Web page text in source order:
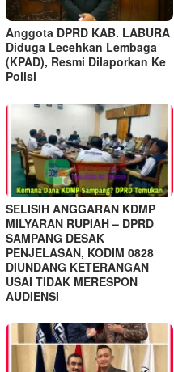
Anggota DPRD KAB. LABURA
Diduga Lecehkan Lembaga
(KPAD), Resmi Dilaporkan Ke
Polisi
SELISIH ANGGARAN KDMP
MILYARAN RUPIAH – DPRD
SAMPANG DESAK
PENJELASAN, KODIM 0828
DIUNDANG KETERANGAN
USAI TIDAK MERESPON
AUDIENSI